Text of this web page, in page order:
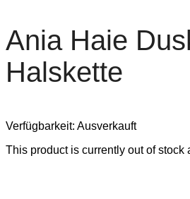
Ania Haie
Halskette
Verfügbarkeit: Ausverkauft
This product is currently out of stock